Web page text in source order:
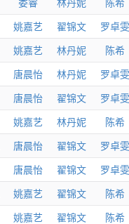
娄睿 林丹妮
陈希
姚嘉艺 翟锦文
罗卓雯
姚嘉艺 林丹妮
陈希
唐晨怡 林丹妮
罗卓雯
唐晨怡 翟锦文
罗卓雯
姚嘉艺 林丹妮
陈希
唐晨怡 翟锦文
罗卓雯
唐晨怡 翟锦文
罗卓雯
姚嘉艺 翟锦文
陈希
姚嘉艺 翟锦文
陈希